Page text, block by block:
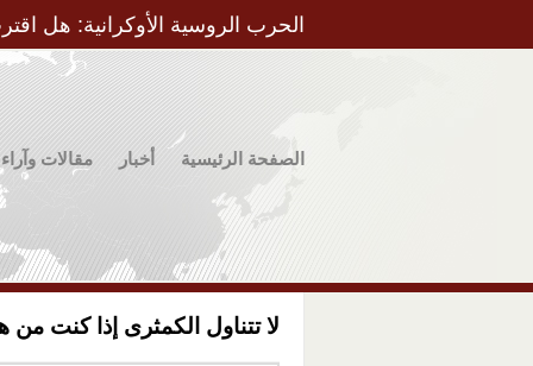
الحرب الروسية الأوكرانية: هل
الصفحة الرئيسية أخبار مقالات وآراء
لا تتناول الكمثرى إذا كنت من